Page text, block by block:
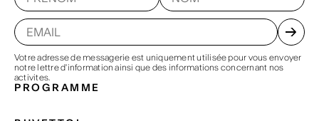
Votre adresse de messagerie est uniquement utilisée pour vous envoyer
notre lettre d'information ainsi que des informations concernant nos
activites.
PROGRAMME